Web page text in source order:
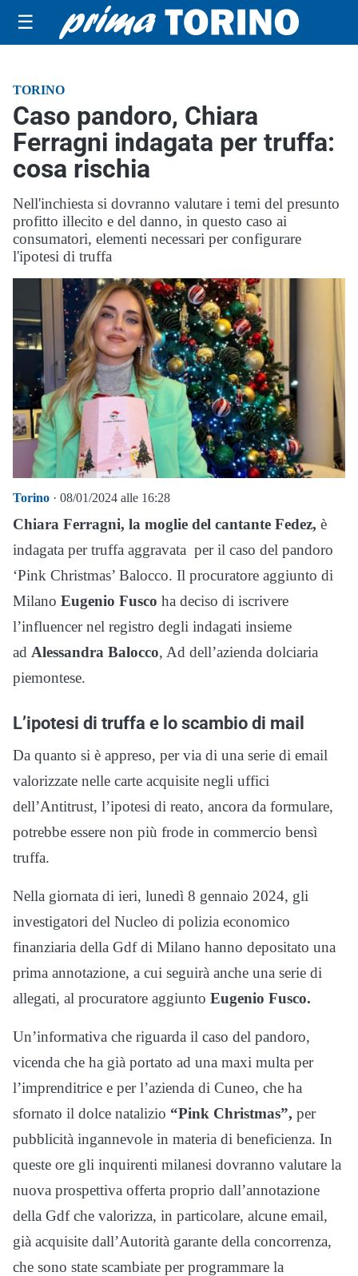
☰
TORINO
Caso pandoro, Chiara
Ferragni indagata per truffa:
cosa rischia
Nell'inchiesta si dovranno valutare i temi del presunto
profitto illecito e del danno, in questo caso ai
consumatori, elementi necessari per configurare
l'ipotesi di truffa
Torino · 08/01/2024 alle 16:28
Chiara Ferragni, la moglie del cantante Fedez, è
indagata per truffa aggravata per il caso del pandoro
‘Pink Christmas’ Balocco. Il procuratore aggiunto di
Milano Eugenio Fusco ha deciso di iscrivere
l’influencer nel registro degli indagati insieme
ad Alessandra Balocco, Ad dell’azienda dolciaria
piemontese.
L’ipotesi di truffa e lo scambio di mail
Da quanto si è appreso, per via di una serie di email
valorizzate nelle carte acquisite negli uffici
dell’Antitrust, l’ipotesi di reato, ancora da formulare,
potrebbe essere non più frode in commercio bensì
truffa.
Nella giornata di ieri, lunedì 8 gennaio 2024, gli
investigatori del Nucleo di polizia economico
finanziaria della Gdf di Milano hanno depositato una
prima annotazione, a cui seguirà anche una serie di
allegati, al procuratore aggiunto Eugenio Fusco.
Un’informativa che riguarda il caso del pandoro,
vicenda che ha già portato ad una maxi multa per
l’imprenditrice e per l’azienda di Cuneo, che ha
sfornato il dolce natalizio “Pink Christmas”, per
pubblicità ingannevole in materia di beneficienza. In
queste ore gli inquirenti milanesi dovranno valutare la
nuova prospettiva offerta proprio dall’annotazione
della Gdf che valorizza, in particolare, alcune email,
già acquisite dall’Autorità garante della concorrenza,
che sono state scambiate per programmare la